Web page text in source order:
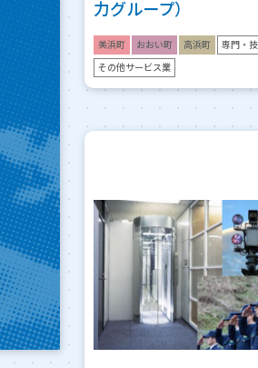
力グループ）
美浜町 おおい町 高浜町 専門・
その他サービス業